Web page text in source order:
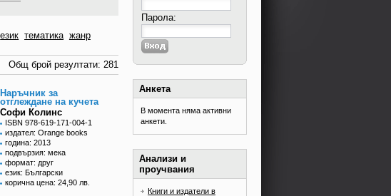
език тематика жанр
Общ брой резултати: 281
Наръчник за
отглеждане на кучета
Софи Колинс
ISBN 978-619-171-004-1
издател: Orange books
година: 2013
подвързия: мека
формат: друг
език: Български
корична цена: 24,90 лв.
Парола:
Анкета
В момента няма активни
анкети.
Анализи и
проучвания
Книги и издатели в